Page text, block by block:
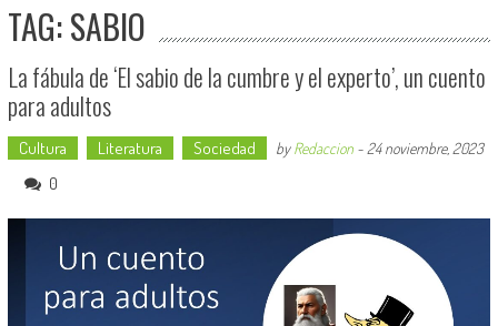
TAG: SABIO
La fábula de ‘El sabio de la cumbre y el experto’, un cuento
para adultos
Cultura Literatura Sociedad byRedaccion- 24 noviembre, 2023
0